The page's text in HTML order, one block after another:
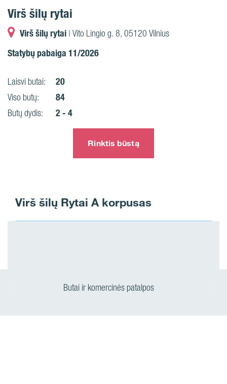
Virš šilų rytai
Virš šilų rytai | Vito Lingio g. 8, 05120 Vilnius
Statybų pabaiga 11/2026
Laisvi butai: 20
Viso butų: 84
Butų dydis: 2 - 4
Rinktis būstą
Virš šilų Rytai A korpusas
Butai ir komercinės patalpos